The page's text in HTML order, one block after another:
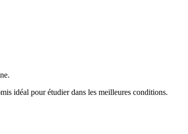
idéal pour étudier dans les meilleures conditions.